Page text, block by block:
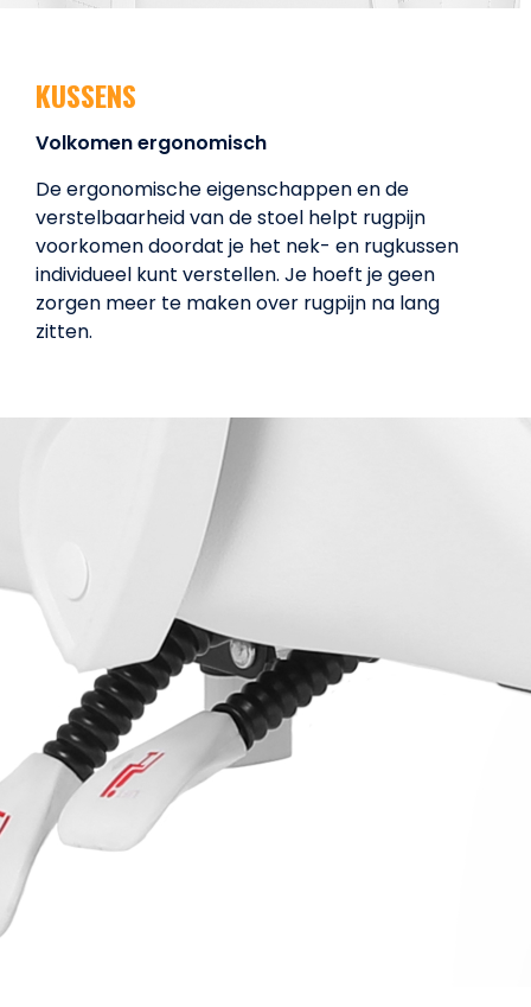
KUSSENS
Volkomen ergonomisch
De ergonomische eigenschappen en de
verstelbaarheid van de stoel helpt rugpijn
voorkomen doordat je het nek- en rugkussen
individueel kunt verstellen. Je hoeft je geen
zorgen meer te maken over rugpijn na lang
zitten.